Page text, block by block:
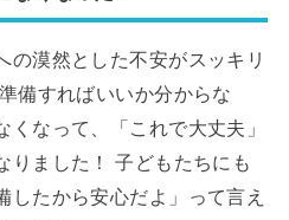
の漠然とした不安がスッキリ
備すればいいか分からな
なって、「これで大丈夫」
りました！ 子どもたちにも
したから安心だよ」って言え